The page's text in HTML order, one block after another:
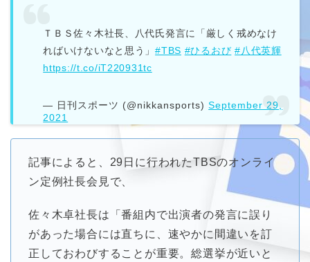
ＴＢＳ佐々木社長、八代氏発言に「厳しく戒めなけ
ればいけないなと思う」#TBS #ひるおび #八代英輝
https://t.co/iT220931tc
— 日刊スポーツ (@nikkansports)September 29,
2021
記事によると、29日に行われたTBSのオンライ
ン定例社長会見で、
佐々木卓社長は「番組内で出演者の発言に誤り
があった場合には直ちに、速やかに間違いを訂
正しておわびすることが重要。総選挙が近いと